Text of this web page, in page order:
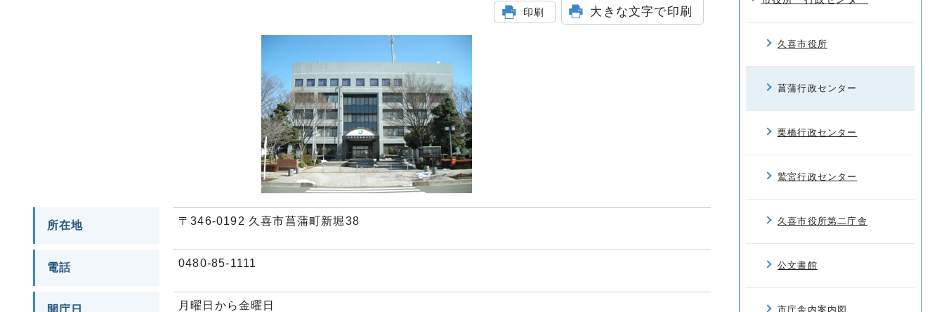
印刷 大きな文字で印刷
所在地 〒346-0192 久喜市菖蒲町新堀38
電話 0480-85-1111
開庁日
月曜日から金曜日
久喜市役所
菖蒲行政センター
栗橋行政センター
鷲宮行政センター
久喜市役所第二庁舎
公文書館
市庁舎内案内図